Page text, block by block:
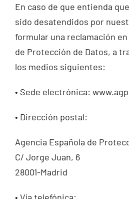
En caso de que entienda
sido desatendidos por
formular una reclamación
de Protección de Datos, a
los medios siguientes:
• Sede electrónica:
• Dirección postal:
Agencia Española de
C/ Jorge Juan, 6
28001-Madrid